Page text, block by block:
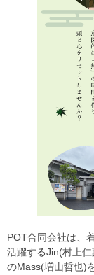
POT合同会社は、
活躍するJin(村上
のMass(増山哲也)